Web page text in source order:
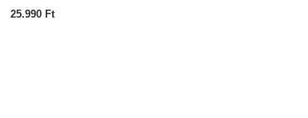
25.990 Ft